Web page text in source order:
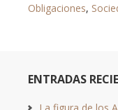
Obligaciones,
ENTRADAS
La figura de los